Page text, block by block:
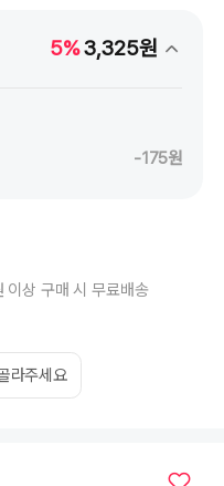
5%3,325원
-175원
상 구매 시 무료배송
라주세요